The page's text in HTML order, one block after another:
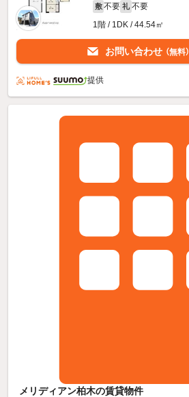
敷 不要 礼 不要
1階 / 1DK / 44.54㎡
お問い合わせ （無料）
提供
メリディアン柏木の賃貸物件